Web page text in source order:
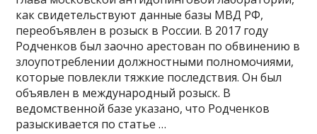
как свидетельствуют данные базы МВД РФ,
переобъявлен в розыск в России. В 2017 году
Родченков был заочно арестован по обвинению в
злоупотреблении должностными полномочиями,
которые повлекли тяжкие последствия. Он был
объявлен в международный розыск. В
ведомственной базе указано, что Родченков
разыскивается по статье …